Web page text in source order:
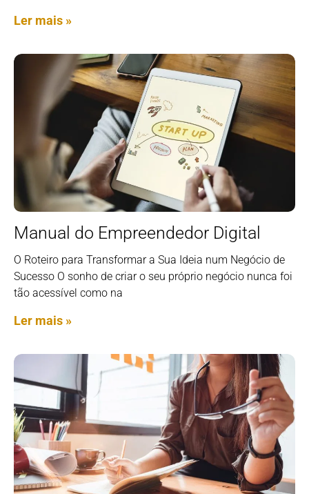
Ler mais »
Manual do Empreendedor Digital
O Roteiro para Transformar a Sua Ideia num Negócio de
Sucesso O sonho de criar o seu próprio negócio nunca foi
tão acessível como na
Ler mais »